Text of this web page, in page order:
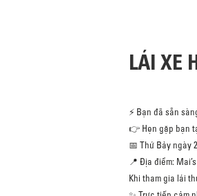
LÁI XE
⚡ Bạn đã sẵn
👉 Hẹn gặp bạn
📅 Thứ Bảy ngày
📍 Địa điểm:
Khi tham gia lái